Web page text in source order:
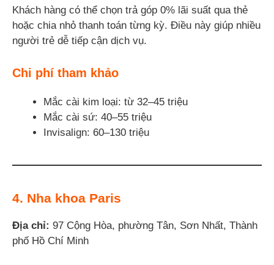
Khách hàng có thể chọn trả góp 0% lãi suất qua thẻ
hoặc chia nhỏ thanh toán từng kỳ. Điều này giúp nhiều
người trẻ dễ tiếp cận dịch vụ.
Chi phí tham khảo
Mắc cài kim loại: từ 32–45 triệu
Mắc cài sứ: 40–55 triệu
Invisalign: 60–130 triệu
4. Nha khoa Paris
Địa chỉ: 97 Cộng Hòa, phường Tân, Sơn Nhất, Thành
phố Hồ Chí Minh